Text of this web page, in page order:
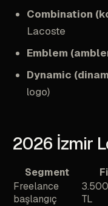
Combination
Lacoste
Emblem
Dynamic
logo)
2026 İzmir
Segment
Freelance
başlangıç
TL